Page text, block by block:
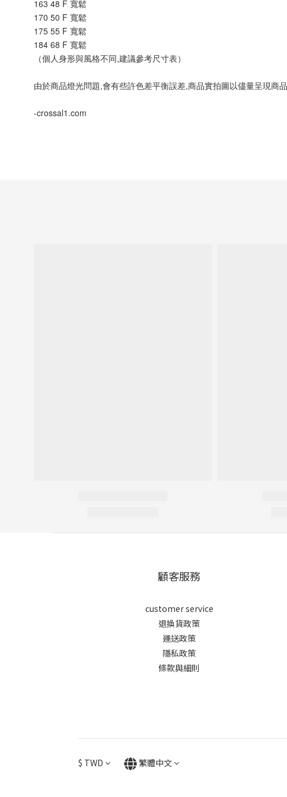
163 48 F 寬鬆
170 50 F 寬鬆
175 55 F 寬鬆
184 68 F 寬鬆
（個人身形與風格不同,建議參考尺寸表）
由於商品燈光問題,會有些許色差平衡誤差,商品實拍圖以儘量呈現商
-crossal1.com
顧客服務
customer service
退換貨政策
運送政策
隱私政策
條款與細則
$ TWD 繁體中文